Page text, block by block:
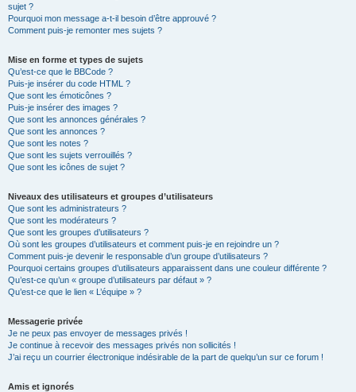
sujet ?
Pourquoi mon message a-t-il besoin d’être approuvé ?
Comment puis-je remonter mes sujets ?
Mise en forme et types de sujets
Qu’est-ce que le BBCode ?
Puis-je insérer du code HTML ?
Que sont les émoticônes ?
Puis-je insérer des images ?
Que sont les annonces générales ?
Que sont les annonces ?
Que sont les notes ?
Que sont les sujets verrouillés ?
Que sont les icônes de sujet ?
Niveaux des utilisateurs et groupes d’utilisateurs
Que sont les administrateurs ?
Que sont les modérateurs ?
Que sont les groupes d’utilisateurs ?
Où sont les groupes d’utilisateurs et comment puis-je en rejoindre un ?
Comment puis-je devenir le responsable d’un groupe d’utilisateurs ?
Pourquoi certains groupes d’utilisateurs apparaissent dans une couleur différente ?
Qu’est-ce qu’un « groupe d’utilisateurs par défaut » ?
Qu’est-ce que le lien « L’équipe » ?
Messagerie privée
Je ne peux pas envoyer de messages privés !
Je continue à recevoir des messages privés non sollicités !
J’ai reçu un courrier électronique indésirable de la part de quelqu’un sur ce forum !
Amis et ignorés